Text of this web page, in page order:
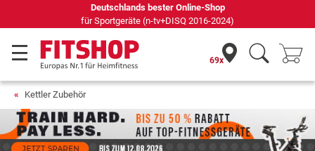
Deutschlands bester Online-Shop
für Sportgeräte (n-tv+DISQ 2016-2024)
69x
Kettler Zubehör